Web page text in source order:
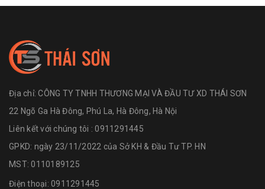
Địa chỉ:CÔNG TY TNHH THƯƠNG MẠI VÀ ĐẦU TƯ XD THÁI SƠN
22 Ngõ Ga Hà Đông, Phú La, Hà Đông, Hà Nội
Liên kết với chúng tôi : 0911291445
GPKD: ngày 23/11/2022 của Sở KH & Đầu Tư TP. HN
MST: 0110189125
Điện thoại: 0911291445